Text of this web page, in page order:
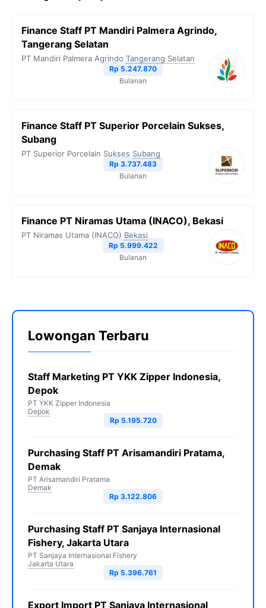
Finance Staff PT Mandiri Palmera Agrindo,
Tangerang Selatan
PT Mandiri Palmera Agrindo Tangerang Selatan
Rp 5.247.870
Bulanan
Finance Staff PT Superior Porcelain Sukses,
Subang
PT Superior Porcelain Sukses Subang
Rp 3.737.483
Bulanan
Finance PT Niramas Utama (INACO), Bekasi
PT Niramas Utama (INACO) Bekasi
Rp 5.999.422
Bulanan
Lowongan Terbaru
Staff Marketing PT YKK Zipper Indonesia,
Depok
PT YKK Zipper Indonesia
Depok
Rp 5.195.720
Purchasing Staff PT Arisamandiri Pratama,
Demak
PT Arisamandiri Pratama
Demak
Rp 3.122.806
Purchasing Staff PT Sanjaya Internasional
Fishery, Jakarta Utara
PT Sanjaya Internasional Fishery
Jakarta Utara
Rp 5.396.761
Export Import PT Sanjaya Internasional